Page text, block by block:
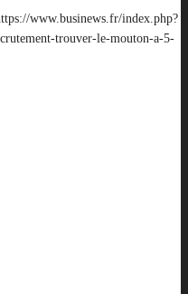
www.businews.fr/index.php?
trouver-le-mouton-a-5-